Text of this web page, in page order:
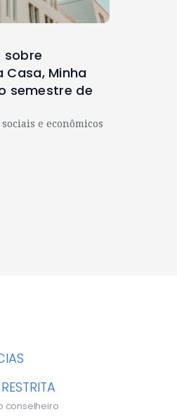
sobre
Casa, Minha
semestre de
e econômicos
conselheiro